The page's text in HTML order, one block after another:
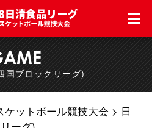
国ブロックリーグ)
ケットボール競技大会
日